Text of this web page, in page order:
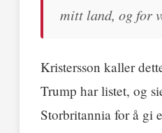
mitt land, og for
Kristersson kaller
Trump har listet, og
Storbritannia for å gi